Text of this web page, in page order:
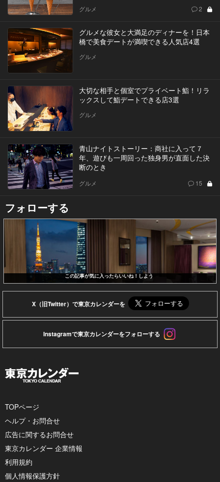
グルメ 2
グルメな彼女と大満足のディナーを！日本
橋で美食デートが満喫できる人気店4選
グルメ
大切な相手と個室でプライベート鮨！リラ
ックスして鮨デートできる店3選
グルメ
青山ナイトストーリー：商社に入って７
年、遊びも一周回った独身男が直面した決
断のとき
グルメ 15
フォローする
この記事が気に入ったらいいね！しよう
X（旧Twitter）で東京カレンダーを
Instagramで東京カレンダーをフォローする
TOPページ
ヘルプ・お問合せ
広告に関するお問合せ
東京カレンダー 企業情報
利用規約
個人情報保護方針